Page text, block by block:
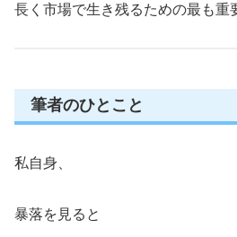
長く市場で生き残るための最も重
筆者のひとこと
私自身、
暴落を見ると